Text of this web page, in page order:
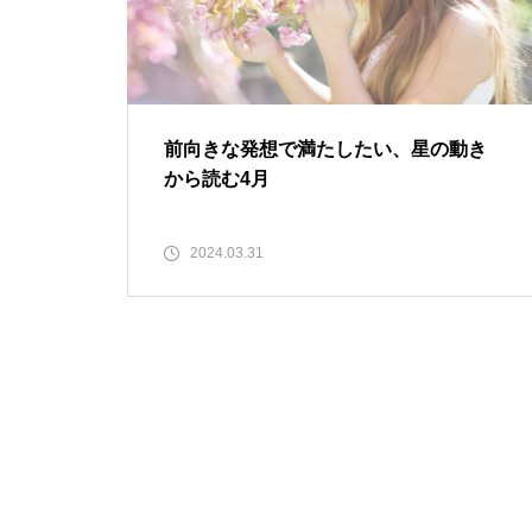
前向きな発想で満たしたい、星の動き
から読む4月
2024.03.31